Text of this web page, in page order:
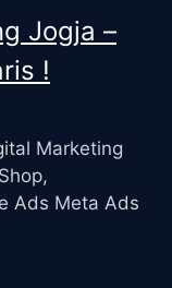
Jogja –
!
Marketing
Ads Meta Ads